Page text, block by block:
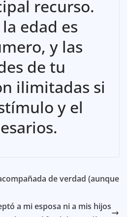
recurso.
edad es
y las
de tu
ilimitadas si
y el
de verdad (aunque
a mi esposa ni a mis hijos